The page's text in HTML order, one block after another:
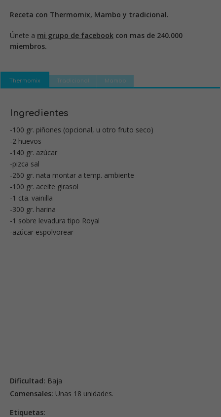
Receta con Thermomix, Mambo y tradicional.
Únete a mi grupo de facebook con mas de 240.000
miembros.
Thermomix Tradicional Mambo
Ingredientes
-100 gr. piñones (opcional, u otro fruto seco)
-2 huevos
-140 gr. azúcar
-pizca sal
-260 gr. nata montar a temp. ambiente
-100 gr. aceite girasol
-1 cta. vainilla
-300 gr. harina
-1 sobre levadura tipo Royal
-azúcar espolvorear
Dificultad: Baja
Comensales: Unas 18 unidades.
Etiquetas: